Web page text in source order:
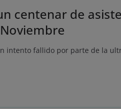
centenar de
intento fallido por parte de la